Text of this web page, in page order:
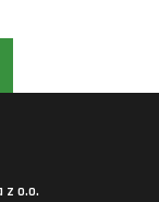
z o.o.